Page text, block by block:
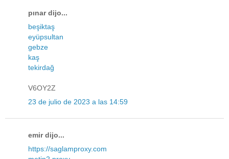
pınar dijo...
beşiktaş
eyüpsultan
gebze
kaş
tekirdağ
V6OY2Z
23 de julio de 2023 a las 14:59
emir dijo...
https://saglamproxy.com